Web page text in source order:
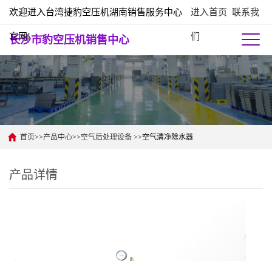
欢迎进入台湾捷豹空压机湖南销售服务中心
官网!
进入首页 联系我
们
长沙市豹空压机销售中心
首页>>产品中心>>空气后处理设备 >>空气清净除水器
产品详情